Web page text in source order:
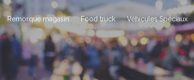
Remorque magasin Food truck Véhicules Spéciaux